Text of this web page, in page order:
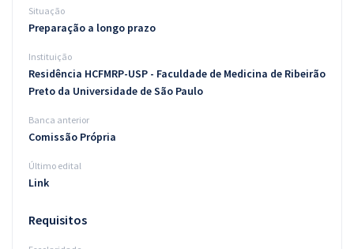
Atendimento
Situação
Preparação a longo prazo
Instituição
Residência HCFMRP-USP - Faculdade de Medicina de Ribeirão
Preto da Universidade de São Paulo
Banca anterior
Comissão Própria
Último edital
Link
Requisitos